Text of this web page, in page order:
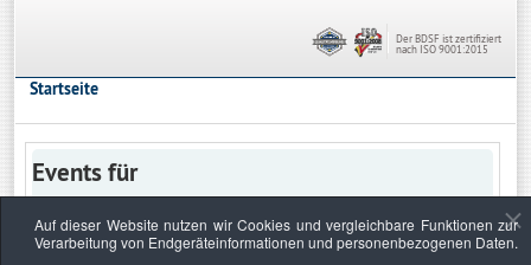
Der BDSF ist zertifiziert
nach ISO 9001:2015
Startseite
Events für
Auf dieser Website nutzen wir Cookies und vergleichbare Funktionen zur
Verarbeitung von Endgeräteinformationen und personenbezogenen Daten.